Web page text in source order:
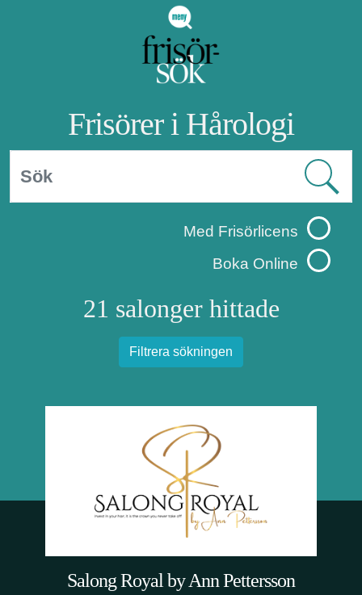
Frisörer i Hårologi
Med Frisörlicens
Boka Online
21 salonger hittade
Filtrera sökningen
Salong Royal by Ann Pettersson